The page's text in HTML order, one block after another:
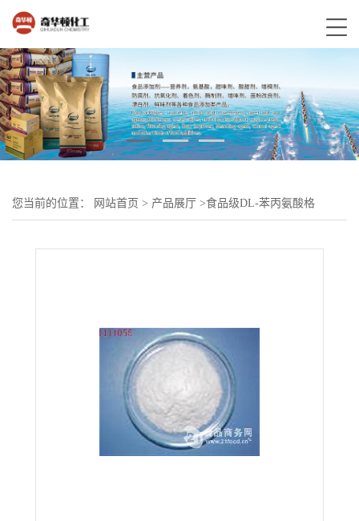
您当前的位置： 网站首页 > 产品展厅 >食品级DL-苯丙氨酸格